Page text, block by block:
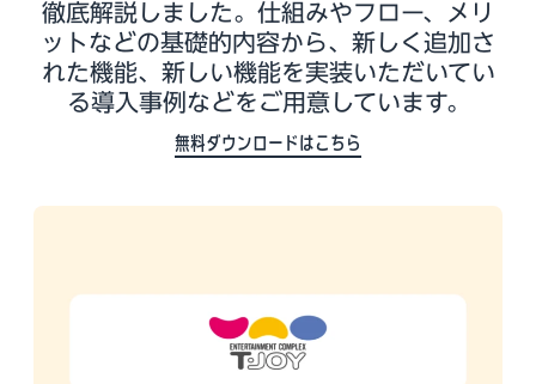
徹底解説しました。仕組みやフロー、メリ
ットなどの基礎的内容から、新しく追加さ
れた機能、新しい機能を実装いただいてい
る導入事例などをご用意しています。
無料ダウンロードはこちら